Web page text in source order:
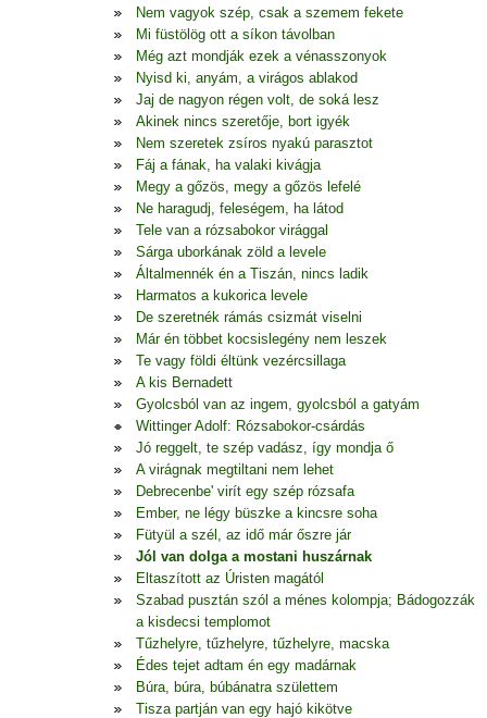
Nem vagyok szép, csak a szemem fekete
Mi füstölög ott a síkon távolban
Még azt mondják ezek a vénasszonyok
Nyisd ki, anyám, a virágos ablakod
Jaj de nagyon régen volt, de soká lesz
Akinek nincs szeretője, bort igyék
Nem szeretek zsíros nyakú parasztot
Fáj a fának, ha valaki kivágja
Megy a gőzös, megy a gőzös lefelé
Ne haragudj, feleségem, ha látod
Tele van a rózsabokor virággal
Sárga uborkának zöld a levele
Általmennék én a Tiszán, nincs ladik
Harmatos a kukorica levele
De szeretnék rámás csizmát viselni
Már én többet kocsislegény nem leszek
Te vagy földi éltünk vezércsillaga
A kis Bernadett
Gyolcsból van az ingem, gyolcsból a gatyám
Wittinger Adolf: Rózsabokor-csárdás
Jó reggelt, te szép vadász, így mondja ő
A virágnak megtiltani nem lehet
Debrecenbe' virít egy szép rózsafa
Ember, ne légy büszke a kincsre soha
Fütyül a szél, az idő már őszre jár
Jól van dolga a mostani huszárnak
Eltaszított az Úristen magától
Szabad pusztán szól a ménes kolompja; Bádogozzák
a kisdecsi templomot
Tűzhelyre, tűzhelyre, tűzhelyre, macska
Édes tejet adtam én egy madárnak
Búra, búra, búbánatra születtem
Tisza partján van egy hajó kikötve